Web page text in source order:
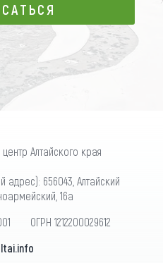
Алтайского края
656043, Алтайский
16а
ОГРН 1212200029612